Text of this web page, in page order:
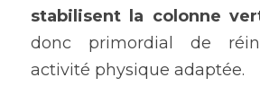
stabilisent la colonne
donc primordial de
activité physique adaptée.